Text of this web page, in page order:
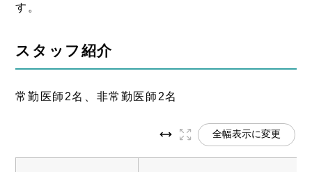
す。
スタッフ紹介
常勤医師2名、非常勤医師2名
全幅表示に変更